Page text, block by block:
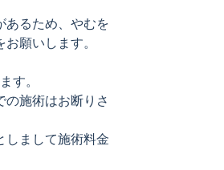
あるため、やむを
願いします。
す。
施術はお断りさ
しまして施術料金